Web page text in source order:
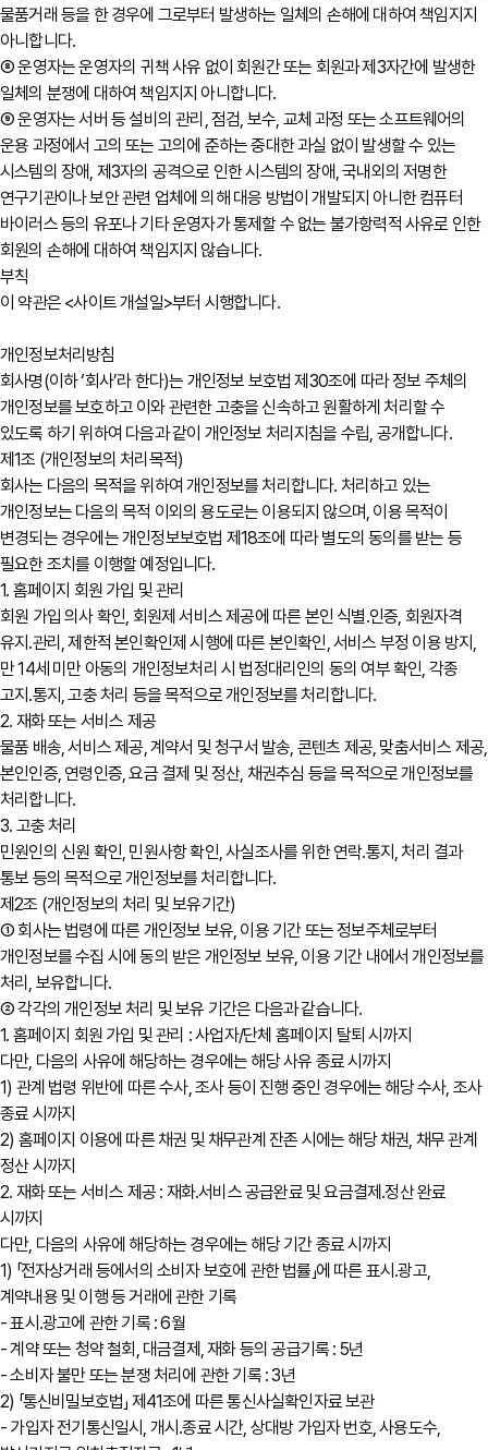
물품거래 등을 한 경우에 그로부터 발생하는 일체의 손해에 대하여 책임지지
아니합니다.
⑧ 운영자는 운영자의 귀책 사유 없이 회원간 또는 회원과 제3자간에 발생한
일체의 분쟁에 대하여 책임지지 아니합니다.
⑨ 운영자는 서버 등 설비의 관리, 점검, 보수, 교체 과정 또는 소프트웨어의
운용 과정에서 고의 또는 고의에 준하는 중대한 과실 없이 발생할 수 있는
시스템의 장애, 제3자의 공격으로 인한 시스템의 장애, 국내외의 저명한
연구기관이나 보안 관련 업체에 의해 대응 방법이 개발되지 아니한 컴퓨터
바이러스 등의 유포나 기타 운영자가 통제할 수 없는 불가항력적 사유로 인한
회원의 손해에 대하여 책임지지 않습니다.
부칙
이 약관은 <사이트 개설일>부터 시행합니다.
개인정보처리방침
회사명(이하 ‘회사’라 한다)는 개인정보 보호법 제30조에 따라 정보 주체의
개인정보를 보호하고 이와 관련한 고충을 신속하고 원활하게 처리할 수
있도록 하기 위하여 다음과 같이 개인정보 처리지침을 수립, 공개합니다.
제1조 (개인정보의 처리목적)
회사는 다음의 목적을 위하여 개인정보를 처리합니다. 처리하고 있는
개인정보는 다음의 목적 이외의 용도로는 이용되지 않으며, 이용 목적이
변경되는 경우에는 개인정보보호법 제18조에 따라 별도의 동의를 받는 등
필요한 조치를 이행할 예정입니다.
1. 홈페이지 회원 가입 및 관리
회원 가입 의사 확인, 회원제 서비스 제공에 따른 본인 식별․인증, 회원자격
유지․관리, 제한적 본인확인제 시행에 따른 본인확인, 서비스 부정 이용 방지,
만 14세 미만 아동의 개인정보처리 시 법정대리인의 동의 여부 확인, 각종
고지․통지, 고충 처리 등을 목적으로 개인정보를 처리합니다.
2. 재화 또는 서비스 제공
물품 배송, 서비스 제공, 계약서 및 청구서 발송, 콘텐츠 제공, 맞춤서비스 제공,
본인인증, 연령인증, 요금 결제 및 정산, 채권추심 등을 목적으로 개인정보를
처리합니다.
3. 고충 처리
민원인의 신원 확인, 민원사항 확인, 사실조사를 위한 연락․통지, 처리 결과
통보 등의 목적으로 개인정보를 처리합니다.
제2조 (개인정보의 처리 및 보유기간)
① 회사는 법령에 따른 개인정보 보유, 이용 기간 또는 정보주체로부터
개인정보를 수집 시에 동의 받은 개인정보 보유, 이용 기간 내에서 개인정보를
처리, 보유합니다.
② 각각의 개인정보 처리 및 보유 기간은 다음과 같습니다.
1. 홈페이지 회원 가입 및 관리 : 사업자/단체 홈페이지 탈퇴 시까지
다만, 다음의 사유에 해당하는 경우에는 해당 사유 종료 시까지
1) 관계 법령 위반에 따른 수사, 조사 등이 진행 중인 경우에는 해당 수사, 조사
종료 시까지
2) 홈페이지 이용에 따른 채권 및 채무관계 잔존 시에는 해당 채권, 채무 관계
정산 시까지
2. 재화 또는 서비스 제공 : 재화․서비스 공급완료 및 요금결제․정산 완료
시까지
다만, 다음의 사유에 해당하는 경우에는 해당 기간 종료 시까지
1) 「전자상거래 등에서의 소비자 보호에 관한 법률」에 따른 표시․광고,
계약내용 및 이행 등 거래에 관한 기록
- 표시․광고에 관한 기록 : 6월
- 계약 또는 청약 철회, 대금결제, 재화 등의 공급기록 : 5년
- 소비자 불만 또는 분쟁 처리에 관한 기록 : 3년
2) 「통신비밀보호법」 제41조에 따른 통신사실확인자료 보관
- 가입자 전기통신일시, 개시․종료 시간, 상대방 가입자 번호, 사용도수,